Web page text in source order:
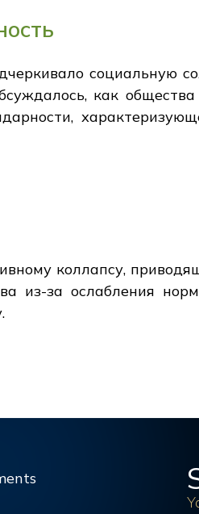
социальную
как
коллапсу,
из-за ослабления